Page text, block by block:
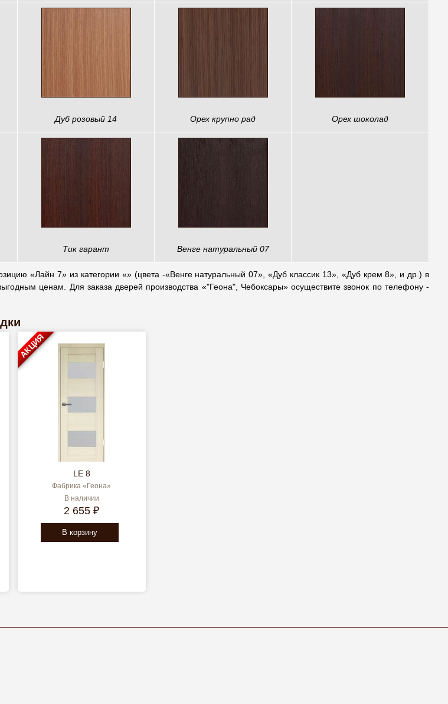
Дуб розовый 14 Орех крупно рад Орех шоколад
Тик гарант Венге натуральный 07
«Лайн 7» из категории «» (цвета -«Венге натуральный 07», «Дуб классик 13», «Дуб крем 8», и др.) в
ценам. Для заказа дверей производства «"Геона", Чебоксары» осуществите звонок по телефону -
LE 8
Фабрика «Геона»
В наличии
2 655 ₽
В корзину
АКЦИЯ